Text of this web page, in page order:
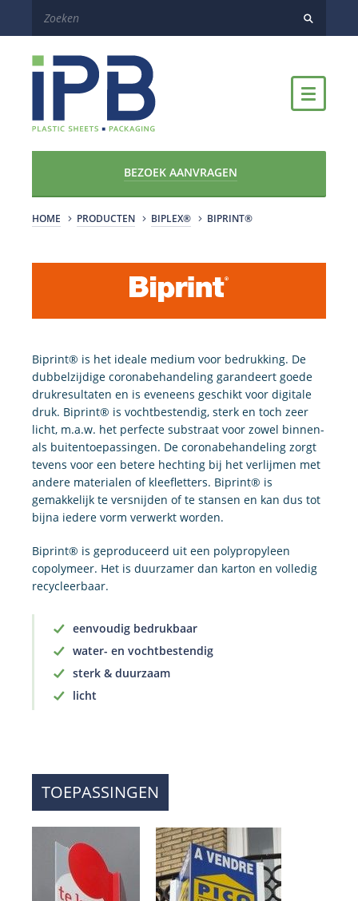
BEZOEK AANVRAGEN
HOME PRODUCTEN BIPLEX® BIPRINT®
Biprint® is het ideale medium voor bedrukking. De
dubbelzijdige coronabehandeling garandeert goede
drukresultaten en is eveneens geschikt voor digitale
druk. Biprint® is vochtbestendig, sterk en toch zeer
licht, m.a.w. het perfecte substraat voor zowel binnen-
als buitentoepassingen. De coronabehandeling zorgt
tevens voor een betere hechting bij het verlijmen met
andere materialen of kleefletters. Biprint® is
gemakkelijk te versnijden of te stansen en kan dus tot
bijna iedere vorm verwerkt worden.
Biprint® is geproduceerd uit een polypropyleen
copolymeer. Het is duurzamer dan karton en volledig
recycleerbaar.
eenvoudig bedrukbaar
water- en vochtbestendig
sterk & duurzaam
licht
TOEPASSINGEN